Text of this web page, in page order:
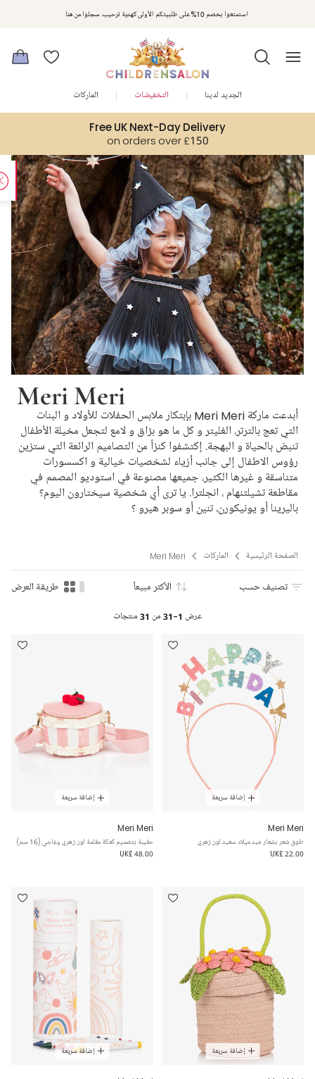
استمتعوا بخصم 10% على طلبيتكم الأولى كهدية ترحيب. سجلوا من هنا
Free UK Next-Day Delivery
on orders over £150
الجديد لدينا التخفيضات الماركات
Meri Meri
أبدعت ماركة Meri Meri بإبتكار ملابس الحفلات للأولاد و البنات
التي تعج بالترتر، الغليتر و كل ما هو برّاق و لامع لتجعل مخيلة الأطفال
تنبض بالحياة و البهجة. إكتشفوا كنزاً من التصاميم الرائعة التي ستزين
رؤوس الاطفال إلى جانب أزياء لشخصيات خيالية و اكسسورات
متناسقة و غيرها الكثير، جميعها مصنوعة في استوديو المصمم في
مقاطعة تشيلتنهام ، انجلترا. يا ترى أي شخصية سيختارون اليوم؟
باليرينا أو يونيكورن، تنين أو سوبر هيرو ؟
الصفحة الرئيسية الماركات Meri Meri
تصنيف حسب الأكثر مبيعاً طريقة العرض
عرض 1-31 من 31 منتجات
إضافة سريعة
Meri Meri
طوق شعر بشعار عيد ميلاد سعيد لون زهري
UK£ 22.00
إضافة سريعة
Meri Meri
حقيبة بتصميم كعكة مقلمة لون زهري وعاجي (16 سم)
UK£ 48.00
إضافة سريعة إضافة سريعة